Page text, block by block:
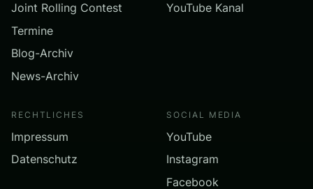
Joint Rolling Contest
Termine
Blog-Archiv
News-Archiv
YouTube Kanal
RECHTLICHES
Impressum
Datenschutz
SOCIAL MEDIA
YouTube
Instagram
Facebook